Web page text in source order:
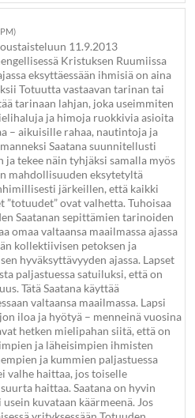
11.9.2013
Kristuksen Ruumiissa
eksyttäessään ihmisiä on aina
Totuutta vastaavan tarinan tai
tarinaan lahjan, joka useimmiten
ja himoja ruokkivia asioita
– aikuisille rahaa, nautintoja ja
Saatana suunnitellusti
tekee näin tyhjäksi samalla myös
mahdollisuuden eksytetyltä
järkeillen, että kaikki
ovat valhetta. Tuhoisaa
Saatanan sepittämien tarinoiden
omaa valtaansa maailmassa ajassa
kollektiivisen petoksen ja
hyväksyttävyyden ajassa. Lapset
paljastuessa satuiluksi, että on
Tätä Saatana käyttää
valtaansa maailmassa. Lapsi
iloa ja hyötyä – menneinä vuosina
hetken mielipahan siitä, että on
ja läheisimpien ihmisten
ja kummien paljastuessa
valhe haittaa, jos toiselle
haittaa. Saatana on hyvin
kuvataan käärmeenä. Jos